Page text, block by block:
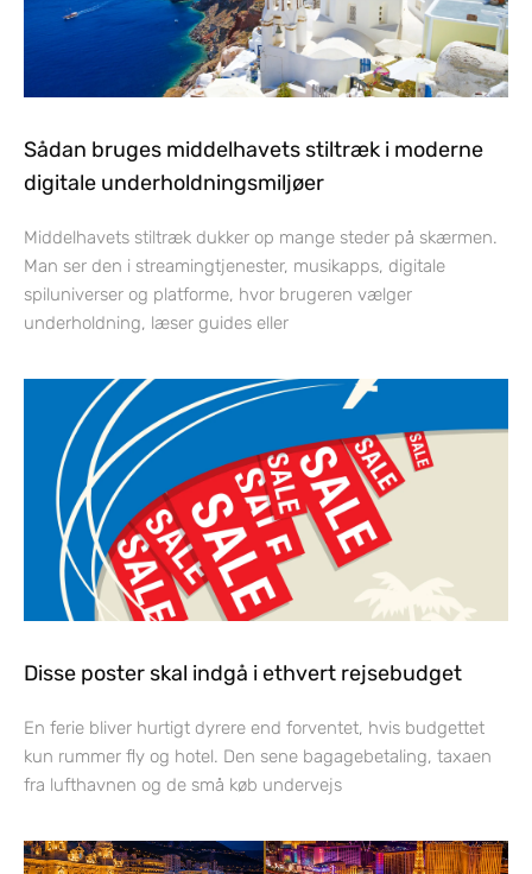
Sådan bruges middelhavets stiltræk i moderne
digitale underholdningsmiljøer
Middelhavets stiltræk dukker op mange steder på skærmen.
Man ser den i streamingtjenester, musikapps, digitale
spiluniverser og platforme, hvor brugeren vælger
underholdning, læser guides eller
Disse poster skal indgå i ethvert rejsebudget
En ferie bliver hurtigt dyrere end forventet, hvis budgettet
kun rummer fly og hotel. Den sene bagagebetaling, taxaen
fra lufthavnen og de små køb undervejs